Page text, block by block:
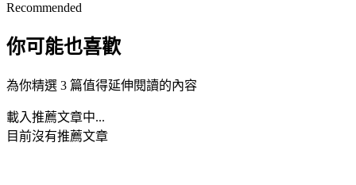
Recommended
你可能也喜歡
為你精選 3 篇值得延伸閱讀的內容
載入推薦文章中...
目前沒有推薦文章